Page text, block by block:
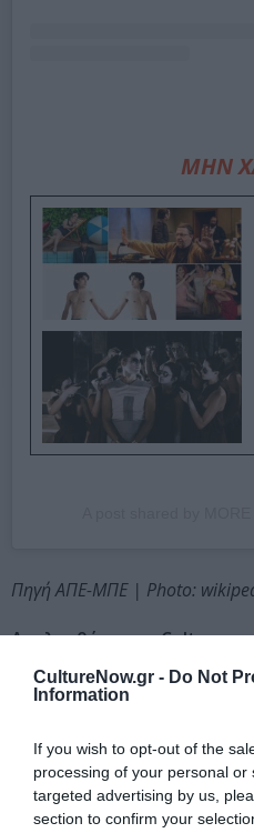
CultureNow.gr - Do Not
Information
If you wish to opt-out of the
processing of your personal
targeted advertising by us,
section to confirm your
ΜΗΝ
Πηγή ΑΠΕ-ΜΠΕ | Photo:
Ακολουθήστε το
μάθετε πρώτοι όλες τις
Πολιτισμό στο
Νέοι Διαγωνισμοί❯